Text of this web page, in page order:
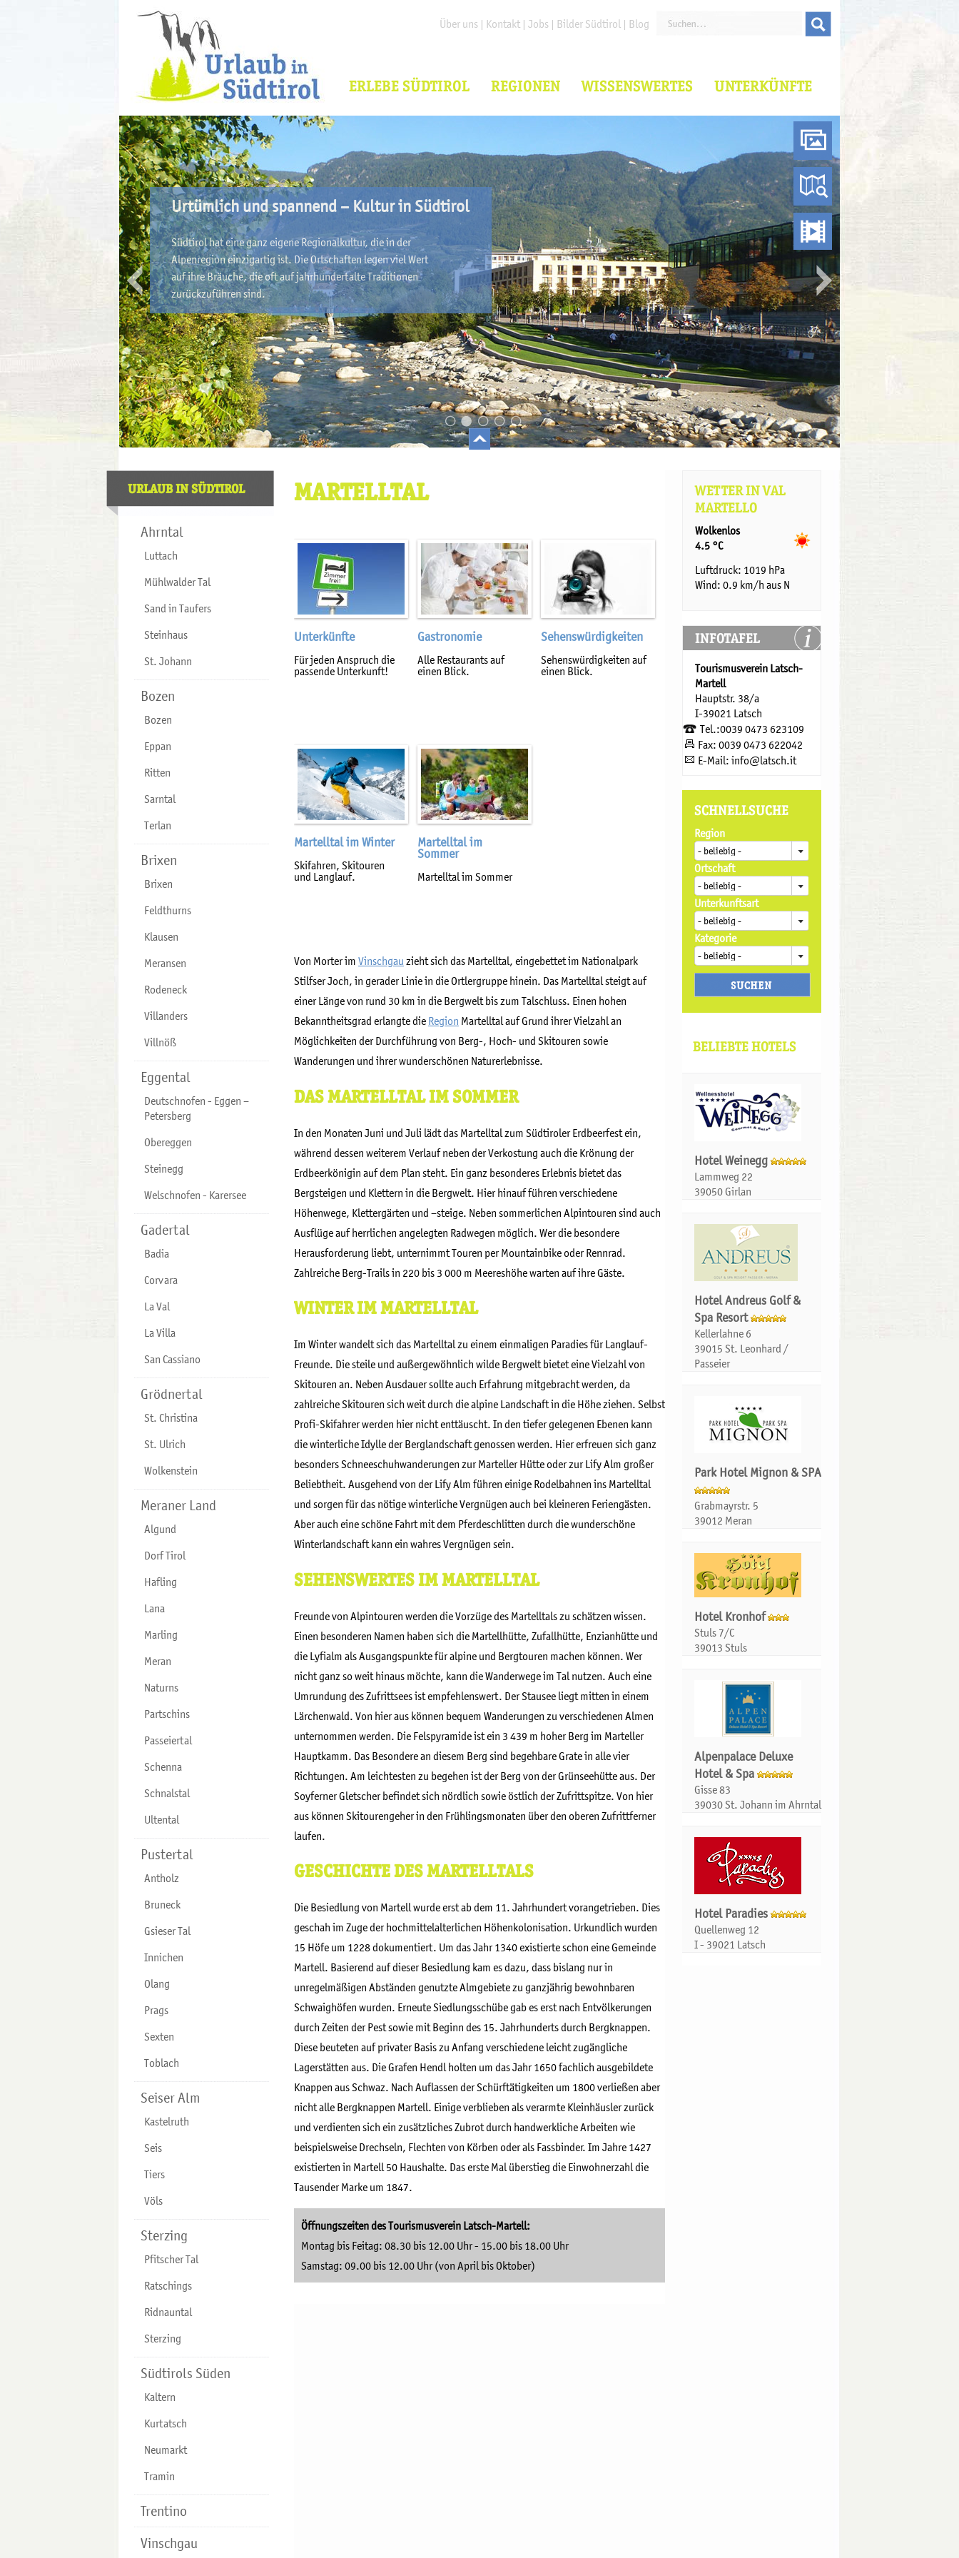
Über uns | Kontakt | Jobs | Bilder Südtirol | Blog
ERLEBE SÜDTIROL REGIONEN WISSENSWERTES UNTERKÜNFTE
Urtümlich und spannend – Kultur in Südtirol
Südtirol hat eine ganz eigene Regionalkultur, die in der
Alpenregion einzigartig ist. Die Ortschaften legen viel Wert
auf ihre Bräuche, die oft auf jahrhundertalte Traditionen
zurückzuführen sind.
URLAUB IN SÜDTIROL
Ahrntal
Luttach
Mühlwalder Tal
Sand in Taufers
Steinhaus
St. Johann
Bozen
Bozen
Eppan
Ritten
Sarntal
Terlan
Brixen
Brixen
Feldthurns
Klausen
Meransen
Rodeneck
Villanders
Villnöß
Eggental
Deutschnofen - Eggen –
Petersberg
Obereggen
Steinegg
Welschnofen - Karersee
Gadertal
Badia
Corvara
La Val
La Villa
San Cassiano
Grödnertal
St. Christina
St. Ulrich
Wolkenstein
Meraner Land
Algund
Dorf Tirol
Hafling
Lana
Marling
Meran
Naturns
Partschins
Passeiertal
Schenna
Schnalstal
Ultental
Pustertal
Antholz
Bruneck
Gsieser Tal
Innichen
Olang
Prags
Sexten
Toblach
Seiser Alm
Kastelruth
Seis
Tiers
Völs
Sterzing
Pfitscher Tal
Ratschings
Ridnauntal
Sterzing
Südtirols Süden
Kaltern
Kurtatsch
Neumarkt
Tramin
Trentino
Vinschgau
MARTELLTAL
Unterkünfte
Für jeden Anspruch die
passende Unterkunft!
Gastronomie
Alle Restaurants auf
einen Blick.
Sehenswürdigkeiten
Sehenswürdigkeiten auf
einen Blick.
Martelltal im Winter
Skifahren, Skitouren
und Langlauf.
Martelltal im
Sommer
Martelltal im Sommer
Von Morter im Vinschgau zieht sich das Martelltal, eingebettet im Nationalpark
Stilfser Joch, in gerader Linie in die Ortlergruppe hinein. Das Martelltal steigt auf
einer Länge von rund 30 km in die Bergwelt bis zum Talschluss. Einen hohen
Bekanntheitsgrad erlangte die Region Martelltal auf Grund ihrer Vielzahl an
Möglichkeiten der Durchführung von Berg-, Hoch- und Skitouren sowie
Wanderungen und ihrer wunderschönen Naturerlebnisse.
DAS MARTELLTAL IM SOMMER
In den Monaten Juni und Juli lädt das Martelltal zum Südtiroler Erdbeerfest ein,
während dessen weiterem Verlauf neben der Verkostung auch die Krönung der
Erdbeerkönigin auf dem Plan steht. Ein ganz besonderes Erlebnis bietet das
Bergsteigen und Klettern in die Bergwelt. Hier hinauf führen verschiedene
Höhenwege, Klettergärten und –steige. Neben sommerlichen Alpintouren sind auch
Ausflüge auf herrlichen angelegten Radwegen möglich. Wer die besondere
Herausforderung liebt, unternimmt Touren per Mountainbike oder Rennrad.
Zahlreiche Berg-Trails in 220 bis 3 000 m Meereshöhe warten auf ihre Gäste.
WINTER IM MARTELLTAL
Im Winter wandelt sich das Martelltal zu einem einmaligen Paradies für Langlauf-
Freunde. Die steile und außergewöhnlich wilde Bergwelt bietet eine Vielzahl von
Skitouren an. Neben Ausdauer sollte auch Erfahrung mitgebracht werden, da
zahlreiche Skitouren sich weit durch die alpine Landschaft in die Höhe ziehen. Selbst
Profi-Skifahrer werden hier nicht enttäuscht. In den tiefer gelegenen Ebenen kann
die winterliche Idylle der Berglandschaft genossen werden. Hier erfreuen sich ganz
besonders Schneeschuhwanderungen zur Marteller Hütte oder zur Lify Alm großer
Beliebtheit. Ausgehend von der Lify Alm führen einige Rodelbahnen ins Martelltal
und sorgen für das nötige winterliche Vergnügen auch bei kleineren Feriengästen.
Aber auch eine schöne Fahrt mit dem Pferdeschlitten durch die wunderschöne
Winterlandschaft kann ein wahres Vergnügen sein.
SEHENSWERTES IM MARTELLTAL
Freunde von Alpintouren werden die Vorzüge des Martelltals zu schätzen wissen.
Einen besonderen Namen haben sich die Martellhütte, Zufallhütte, Enzianhütte und
die Lyfialm als Ausgangspunkte für alpine und Bergtouren machen können. Wer
nicht ganz so weit hinaus möchte, kann die Wanderwege im Tal nutzen. Auch eine
Umrundung des Zufrittsees ist empfehlenswert. Der Stausee liegt mitten in einem
Lärchenwald. Von hier aus können bequem Wanderungen zu verschiedenen Almen
unternommen werden. Die Felspyramide ist ein 3 439 m hoher Berg im Marteller
Hauptkamm. Das Besondere an diesem Berg sind begehbare Grate in alle vier
Richtungen. Am leichtesten zu begehen ist der Berg von der Grünseehütte aus. Der
Soyferner Gletscher befindet sich nördlich sowie östlich der Zufrittspitze. Von hier
aus können Skitourengeher in den Frühlingsmonaten über den oberen Zufrittferner
laufen.
GESCHICHTE DES MARTELLTALS
Die Besiedlung von Martell wurde erst ab dem 11. Jahrhundert vorangetrieben. Dies
geschah im Zuge der hochmittelalterlichen Höhenkolonisation. Urkundlich wurden
15 Höfe um 1228 dokumentiert. Um das Jahr 1340 existierte schon eine Gemeinde
Martell. Basierend auf dieser Besiedlung kam es dazu, dass bislang nur in
unregelmäßigen Abständen genutzte Almgebiete zu ganzjährig bewohnbaren
Schwaighöfen wurden. Erneute Siedlungsschübe gab es erst nach Entvölkerungen
durch Zeiten der Pest sowie mit Beginn des 15. Jahrhunderts durch Bergknappen.
Diese beuteten auf privater Basis zu Anfang verschiedene leicht zugängliche
Lagerstätten aus. Die Grafen Hendl holten um das Jahr 1650 fachlich ausgebildete
Knappen aus Schwaz. Nach Auflassen der Schürftätigkeiten um 1800 verließen aber
nicht alle Bergknappen Martell. Einige verblieben als verarmte Kleinhäusler zurück
und verdienten sich ein zusätzliches Zubrot durch handwerkliche Arbeiten wie
beispielsweise Drechseln, Flechten von Körben oder als Fassbinder. Im Jahre 1427
existierten in Martell 50 Haushalte. Das erste Mal überstieg die Einwohnerzahl die
Tausender Marke um 1847.
Öffnungszeiten des Tourismusverein Latsch-Martell:
Montag bis Feitag: 08.30 bis 12.00 Uhr - 15.00 bis 18.00 Uhr
Samstag: 09.00 bis 12.00 Uhr (von April bis Oktober)
WETTER IN VAL
MARTELLO
Wolkenlos
4.5 °C
Luftdruck: 1019 hPa
Wind: 0.9 km/h aus N
INFOTAFEL
Tourismusverein Latsch-
Martell
Hauptstr. 38/a
I-39021 Latsch
Tel.:0039 0473 623109
Fax: 0039 0473 622042
E-Mail: info@latsch.it
SCHNELLSUCHE
Region
Ortschaft
Unterkunftsart
Kategorie
BELIEBTE HOTELS
Hotel Weinegg
Lammweg 22
39050 Girlan
Hotel Andreus Golf &
Spa Resort
Kellerlahne 6
39015 St. Leonhard /
Passeier
Park Hotel Mignon & SPA
Grabmayrstr. 5
39012 Meran
Hotel Kronhof
Stuls 7/C
39013 Stuls
Alpenpalace Deluxe
Hotel & Spa
Gisse 83
39030 St. Johann im Ahrntal
Hotel Paradies
Quellenweg 12
I - 39021 Latsch